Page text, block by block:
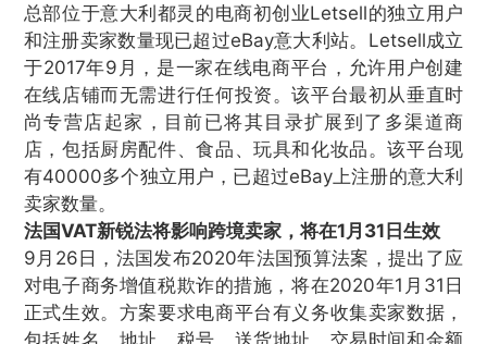
总部位于意大利都灵的电商初创业Letsell的独立用户
和注册卖家数量现已超过eBay意大利站。Letsell成立
于2017年9月，是一家在线电商平台，允许用户创建
在线店铺而无需进行任何投资。该平台最初从垂直时
尚专营店起家，目前已将其目录扩展到了多渠道商
店，包括厨房配件、食品、玩具和化妆品。该平台现
有40000多个独立用户，已超过eBay上注册的意大利
卖家数量。
法国VAT新锐法将影响跨境卖家，将在1月31日生效
9月26日，法国发布2020年法国预算法案，提出了应
对电子商务增值税欺诈的措施，将在2020年1月31日
正式生效。方案要求电商平台有义务收集卖家数据，
包括姓名、地址、税号、送货地址、交易时间和金额